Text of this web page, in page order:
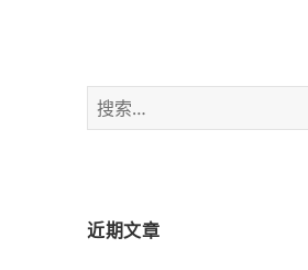
搜
索
近期文章